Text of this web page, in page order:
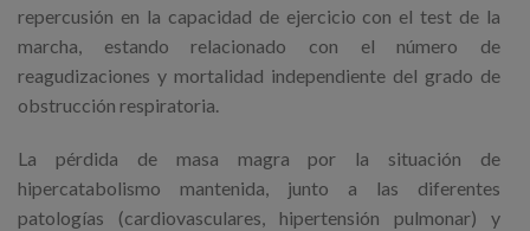
repercusión en la capacidad de ejercicio con el test de la
marcha, estando relacionado con el número de
reagudizaciones y mortalidad independiente del grado de
obstrucción respiratoria.
La pérdida de masa magra por la situación de
hipercatabolismo mantenida, junto a las diferentes
patologías (cardiovasculares, hipertensión pulmonar) y